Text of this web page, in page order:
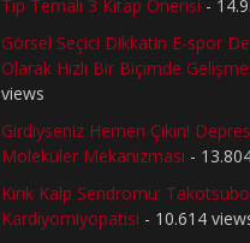
Tıp Temalı 3 Kitap Önerisi -
Görsel Seçici Dikkatin E-spor
Olarak Hızlı Bir Biçimde
views
Girdiyseniz Hemen Çıkın!
Moleküler Mekanizması -
Kırık Kalp Sendromu: Takotsubo
Kardiyomiyopatisi - 10.614